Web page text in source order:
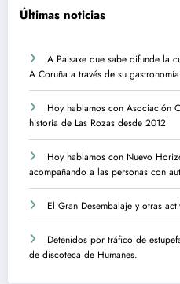
Últimas noticias
A Paisaxe que sabe difunde la
A Coruña a través de su gastronomía
Hoy hablamos con Asociación
historia de Las Rozas desde 2012
Hoy hablamos con Nuevo
acompañando a las personas con
El Gran Desembalaje y otras
Detenidos por tráfico de
de discoteca de Humanes.